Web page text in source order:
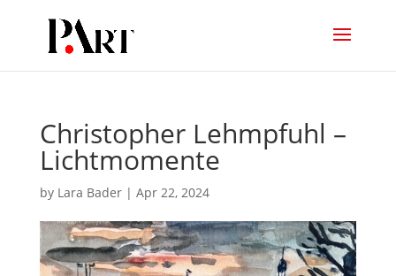
Christopher Lehmpfuhl –
Lichtmomente
by Lara Bader| Apr 22, 2024